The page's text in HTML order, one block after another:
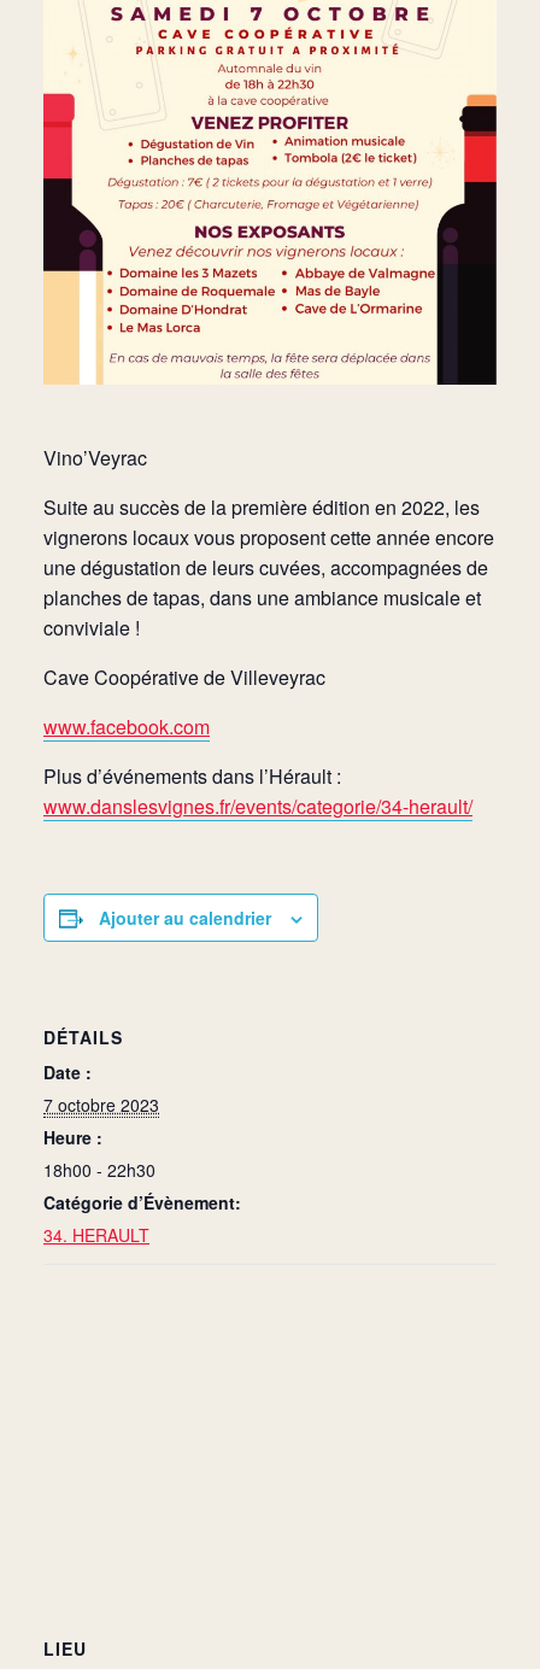
Vino’Veyrac
Suite au succès de la première édition en 2022, les
vignerons locaux vous proposent cette année encore
une dégustation de leurs cuvées, accompagnées de
planches de tapas, dans une ambiance musicale et
conviviale !
Cave Coopérative de Villeveyrac
www.facebook.com
Plus d’événements dans l’Hérault :
www.danslesvignes.fr/events/categorie/34-herault/
Ajouter au calendrier
DÉTAILS
Date :
7 octobre 2023
Heure :
18h00 - 22h30
Catégorie d’Évènement:
34. HERAULT
LIEU